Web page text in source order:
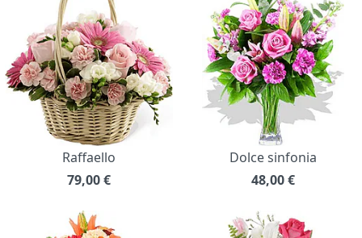
Raffaello
79,00€
Dolce sinfonia
48,00€